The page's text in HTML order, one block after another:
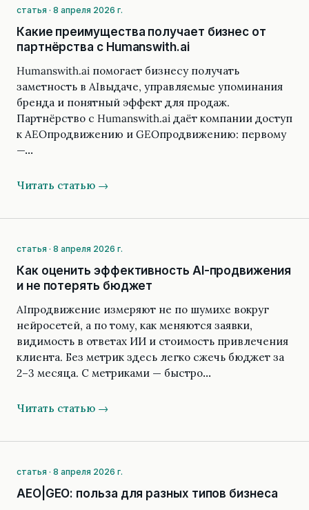
статья · 8 апреля 2026 г.
Какие преимущества получает бизнес от
партнёрства с Humanswith.ai
Humanswith.ai помогает бизнесу получать
заметность в AIвыдаче, управляемые упоминания
бренда и понятный эффект для продаж.
Партнёрство с Humanswith.ai даёт компании доступ
к AEOпродвижению и GEOпродвижению: первому
—…
Читать статью →
статья · 8 апреля 2026 г.
Как оценить эффективность AI-продвижения
и не потерять бюджет
AIпродвижение измеряют не по шумихе вокруг
нейросетей, а по тому, как меняются заявки,
видимость в ответах ИИ и стоимость привлечения
клиента. Без метрик здесь легко сжечь бюджет за
2–3 месяца. С метриками — быстро…
Читать статью →
статья · 8 апреля 2026 г.
AEO|GEO: польза для разных типов бизнеса